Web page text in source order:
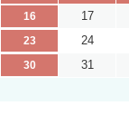
16
17
23
24
30
31